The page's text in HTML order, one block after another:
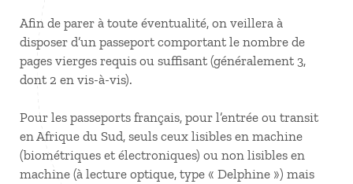
Afin de parer à toute éventualité, on veillera à
disposer d’un passeport comportant le nombre de
pages vierges requis ou suffisant (généralement 3,
dont 2 en vis-à-vis).
Pour les passeports français, pour l’entrée ou transit
en Afrique du Sud, seuls ceux lisibles en machine
(biométriques et électroniques) ou non lisibles en
machine (à lecture optique, type « Delphine ») mais